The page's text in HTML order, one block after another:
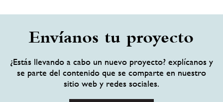
Envíanos tu proyecto
¿Estás llevando a cabo un nuevo proyecto? explícanos y
se parte del contenido que se comparte en nuestro
sitio web y redes sociales.